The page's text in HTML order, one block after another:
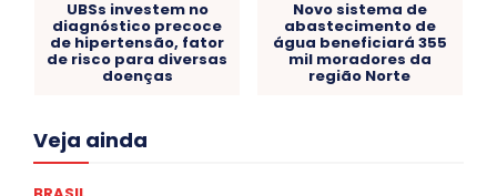
UBSs investem no
diagnóstico precoce
de hipertensão, fator
de risco para diversas
doenças
Novo sistema de
abastecimento de
água beneficiará 355
mil moradores da
região Norte
Veja ainda
Acre
Congressuanas & Esplanadumas